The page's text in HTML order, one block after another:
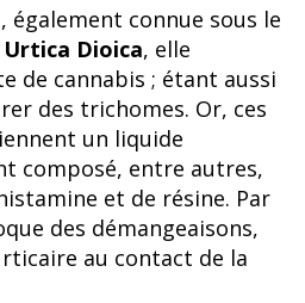
également connue sous le
Urtica Dioica, elle
de cannabis ; étant aussi
des trichomes. Or, ces
un liquide
composé, entre autres,
et de résine. Par
des démangeaisons,
au contact de la